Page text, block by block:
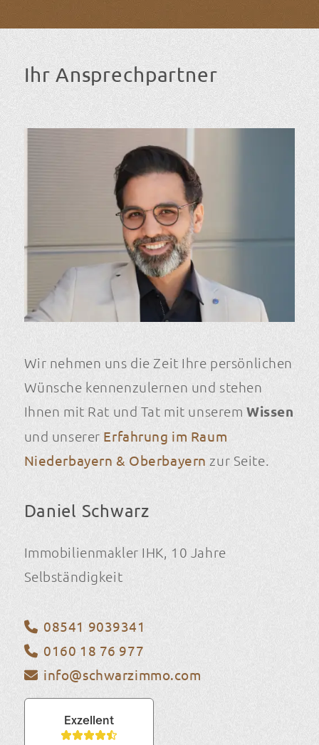
Ihr Ansprechpartner
Wir nehmen uns die Zeit Ihre persönlichen
Wünsche kennenzulernen und stehen
Ihnen mit Rat und Tat mit unserem Wissen
und unserer Erfahrung im Raum
Niederbayern & Oberbayern zur Seite.
Daniel Schwarz
Immobilienmakler IHK, 10 Jahre
Selbständigkeit
08541 9039341
0160 18 76 977
info@schwarzimmo.com